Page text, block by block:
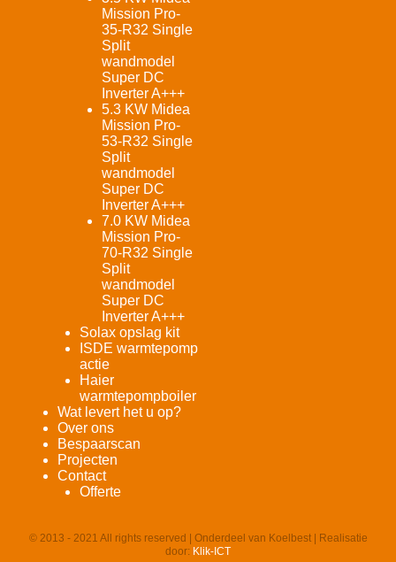
Mission Pro-
35-R32 Single
Split
wandmodel
Super DC
Inverter A+++
5.3 KW Midea
Mission Pro-
53-R32 Single
Split
wandmodel
Super DC
Inverter A+++
7.0 KW Midea
Mission Pro-
70-R32 Single
Split
wandmodel
Super DC
Inverter A+++
Solax opslag kit
ISDE warmtepomp
actie
Haier
warmtepompboiler
Wat levert het u op?
Over ons
Bespaarscan
Projecten
Contact
Offerte
© 2013 - 2021 All rights reserved | Onderdeel van Koelbest | Realisatie
door: Klik-ICT